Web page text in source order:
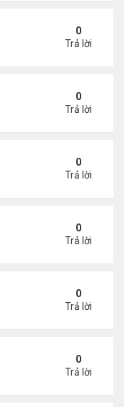
,một người phụ nữ
0
Trả lời
bòn vào Mỹ0
Trả lời
lúc, thu nhập tới
0
Trả lời
khó tin' ở Đà Nẵng
0
Trả lời
tiền - nhận quà"...
0
Trả lời
đi trình diện ICE, bị
0
Trả lời